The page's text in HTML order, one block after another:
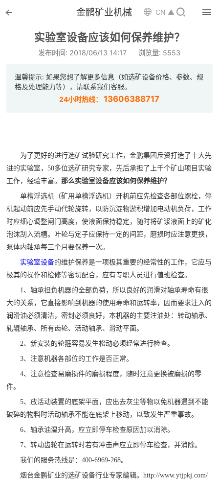
 金鹏矿业机械 CN ▲ 
实验室设备应该如何保养维护？
发布时间: 2018/06/13 14:17 浏览量: 5553
温馨提示: 如果您想了解更多信息（如选矿设备价格、参数、规
格及处理能力等），请联系我们客服。
24小时热线：13606388717
为了更好的进行选矿试验研究工作，金鹏集团斥资打造了十大先
进的实验室，50多位选矿研究专家，先后承担了上千个矿山项目实验
工作，经验丰富。那么实验室设备应该如何保养维护？
单槽浮选机（矿用单槽浮选机）开机前应先检查各部位螺栓，停
机起动前应先手动代轮旋转，以防沉淀物淤积增加电动机负荷，工作
时应细心调整闸门高度，使液面保持稳定，随时将矿浆液面上的矿化
泡沫刮入流槽。叶轮与定子应保持一定的间距，磨损时应注意更换，
泵体内轴承每三个月要保养一次。
实验室设备的维护保养是一项极其重要的经常性的工作，它应与
极其的操作和检修等密切配合，应有专职人员进行值班检查。
1、轴承担负机器的全部负荷，所以良好的润滑对轴承寿命有很
大的关系，它直接影响到机器的使用寿命和运转率，因而要求注入的
润滑油必须清洁，密封必须良好，本机器的主要注油处：转动轴承、
轧辊轴承、所有齿轮、活动轴承、滑动平面。
2、新安装的轮箍容易发生松动必须经常进行检查。
3、注意机器各部位的工作是否正常。
4、注意检查易磨损件的磨损程度，随时注意更换被磨损的零
件。
5、放活动装置的底架平面，应出去灰尘等物以免机器遇到不能
破碎的物料时活动轴承不能在底架上移动，以致发生严重事故。
6、轴承油温升高，应立即停车检查原因加以消除。
7、转动齿轮在运转时若有冲击声应立即停车检查，并消除。
我们的服务热线是：400-6969-268。
烟台金鹏矿业的选矿设备行业专家编辑。http://www.ytjpkj.com/
 首页
 选矿设备
 配件耗材

 服务体系
 新闻中心
 矿山设计院
 关于金鹏
企业文化
 联系我们